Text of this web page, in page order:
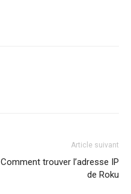
Article suivant
Comment trouver l’adresse IP
de Roku